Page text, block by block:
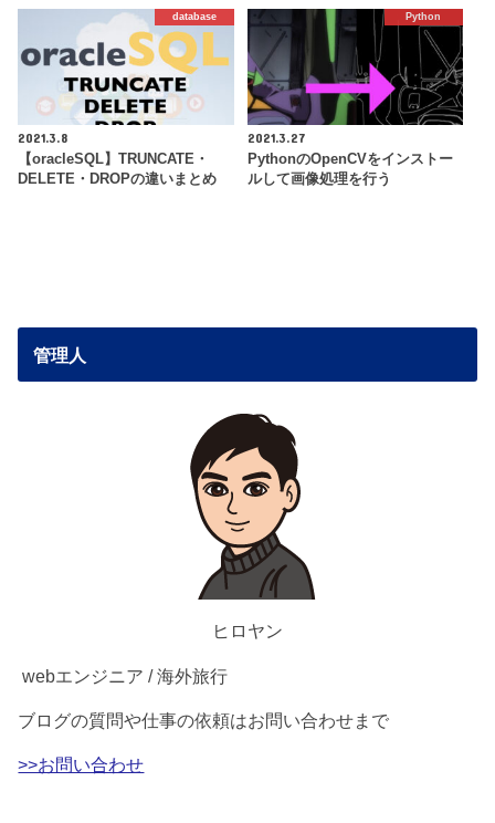
database
2021.3.8
【oracleSQL】TRUNCATE・
DELETE・DROPの違いまとめ
Python
2021.3.27
PythonのOpenCVをインストー
ルして画像処理を行う
管理人
ヒロヤン
webエンジニア / 海外旅行
ブログの質問や仕事の依頼はお問い合わせまで
>>お問い合わせ